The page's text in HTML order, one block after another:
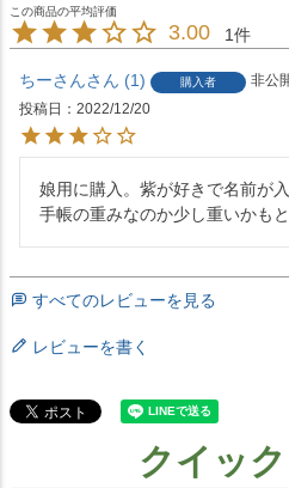
3.00 1
ちーさん 1 購入者
非公
投稿日
2022/12/20
娘用に購入。紫が好きで名前が
手帳の重みなのか少し重いかも
すべてのレビューを見る
レビューを書く
クイッ